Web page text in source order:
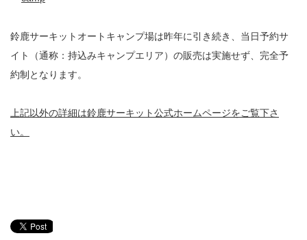
鈴鹿サーキットオートキャンプ場は昨年に引き続き、当日予約サ
イト（通称：持込みキャンプエリア）の販売は実施せず、完全予
約制となります。
上記以外の詳細は鈴鹿サーキット公式ホームページをご覧下さ
い。